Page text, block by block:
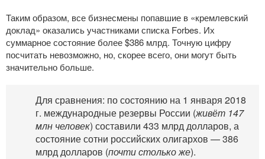
Таким образом, все бизнесмены попавшие в «кремлевский
доклад» оказались участниками списка Forbes. Их
суммарное состояние более $386 млрд. Точную цифру
посчитать невозможно, но, скорее всего, они могут быть
значительно больше.
Для сравнения: по состоянию на 1 января 2018
г. международные резервы России (живёт 147
млн человек) составили 433 млрд долларов, а
состояние сотни российских олигархов — 386
млрд долларов (почти столько же).